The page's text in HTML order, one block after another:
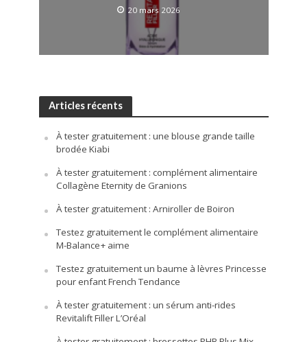
20 mars 2026
Articles récents
À tester gratuitement : une blouse grande taille
brodée Kiabi
À tester gratuitement : complément alimentaire
Collagène Eternity de Granions
À tester gratuitement : Arniroller de Boiron
Testez gratuitement le complément alimentaire
M-Balance+ aime
Testez gratuitement un baume à lèvres Princesse
pour enfant French Tendance
À tester gratuitement : un sérum anti-rides
Revitalift Filler L’Oréal